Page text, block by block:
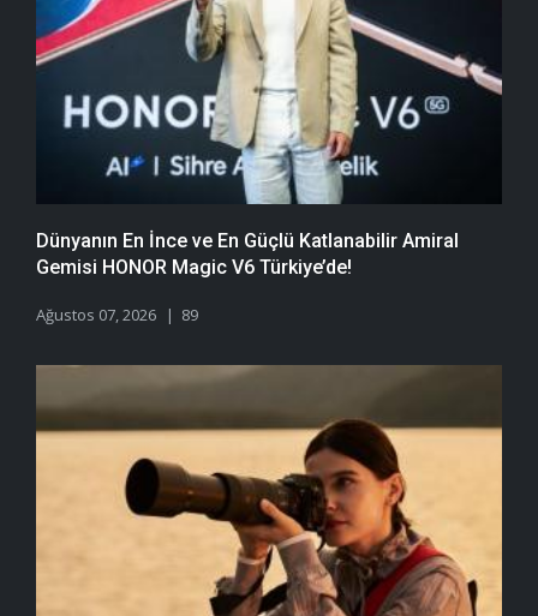
Dünyanın En İnce ve En Güçlü Katlanabilir Amiral
Gemisi HONOR Magic V6 Türkiye’de!
Ağustos 07, 2026 89